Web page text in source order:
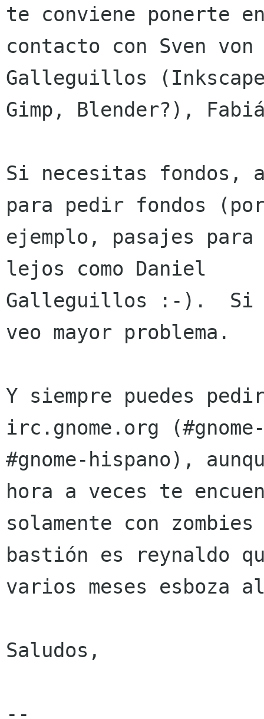
te conviene ponerte
contacto con Sven
Galleguillos
Gimp, Blender?),
Si necesitas fondos,
para pedir fondos
ejemplo, pasajes
lejos como Daniel
Galleguillos :-).  Si
veo mayor problema.
Y siempre puedes
irc.gnome.org
#gnome-hispano),
hora a veces te
solamente con
bastión es reynaldo
varios meses esboza
Saludos,
--